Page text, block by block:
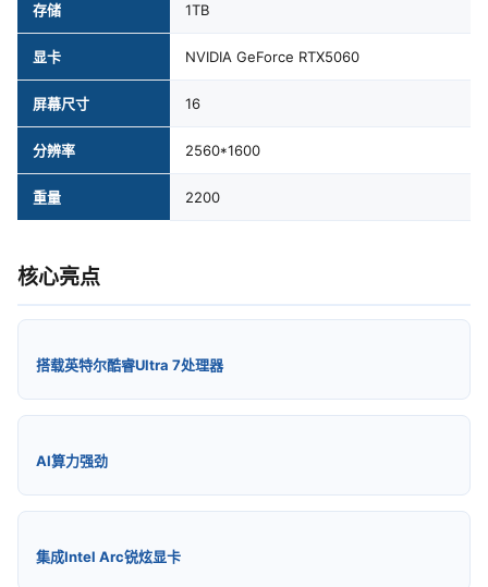
存储 1TB
显卡 NVIDIA GeForce RTX5060
屏幕尺寸 16
分辨率 2560*1600
重量 2200
核心亮点
搭载英特尔酷睿Ultra 7处理器
AI算力强劲
集成Intel Arc锐炫显卡